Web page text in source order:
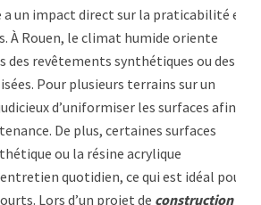
a un impact direct sur la praticabilité et
À Rouen, le climat humide oriente
des revêtements synthétiques ou des
Pour plusieurs terrains sur un
d’uniformiser les surfaces afin
De plus, certaines surfaces
ou la résine acrylique
quotidien, ce qui est idéal pour
Lors d’un projet de construction